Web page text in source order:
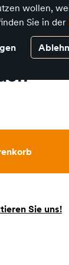
wollen,
Sie in der
Sie uns!